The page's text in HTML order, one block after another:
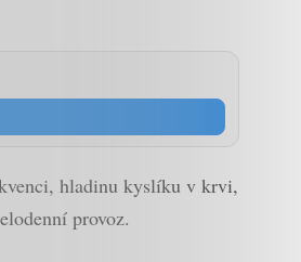
hladinu kyslíku v krvi,
provoz.